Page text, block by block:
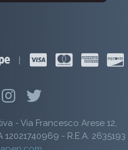
- Via Francesco Arese 12,
- R.E.A. 2635193